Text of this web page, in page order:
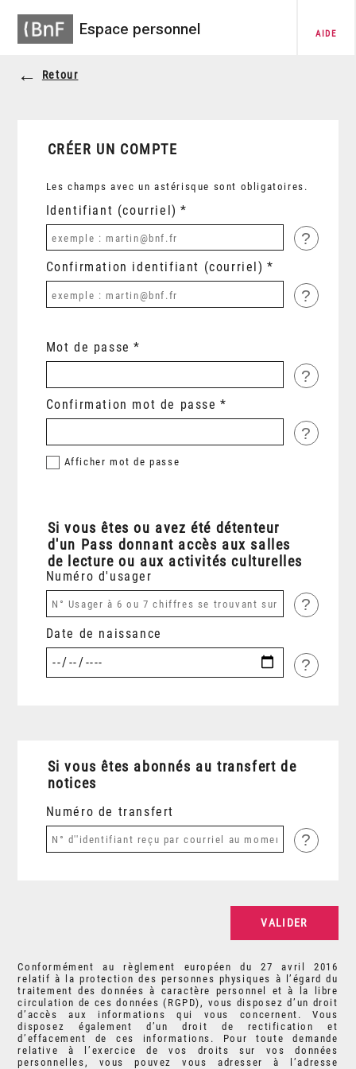
Espace personnel AIDE
Retour
CRÉER UN COMPTE
Les champs avec un astérisque sont obligatoires.
Identifiant (courriel)
?
Confirmation identifiant (courriel)
?
Mot de passe
?
Confirmation mot de passe
?
Afficher mot de passe
Si vous êtes ou avez été détenteur
d'un Pass donnant accès aux salles
de lecture ou aux activités culturelles
Numéro d'usager
?
Date de naissance
?
Si vous êtes abonnés au transfert de
notices
Numéro de transfert
?
Conformément au règlement européen du 27 avril 2016
relatif à la protection des personnes physiques à l’égard du
traitement des données à caractère personnel et à la libre
circulation de ces données (RGPD), vous disposez d’un droit
d’accès aux informations qui vous concernent. Vous
disposez également d’un droit de rectification et
d’effacement de ces informations. Pour toute demande
relative à l’exercice de vos droits sur vos données
personnelles, vous pouvez vous adresser à l’adresse